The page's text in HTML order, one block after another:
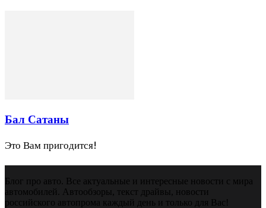
Бал Сатаны
Это Вам пригодится!
Блог про авто. Все актуальные и интересные новости с мира
автомобилей. Автообзоры, текст драйвы, новости
российского автопрома каждый день и только для Вас!